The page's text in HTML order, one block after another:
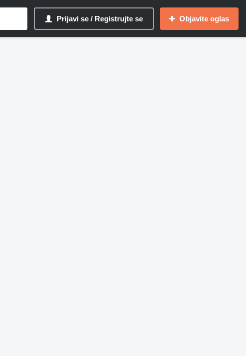
Prijavi se / Registrujte se Objavite oglas